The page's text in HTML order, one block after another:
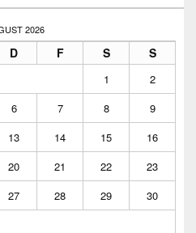
2026
D F S S
1
2
6 7 8
9
13 14 15
16
20 21 22
23
27 28 29
30